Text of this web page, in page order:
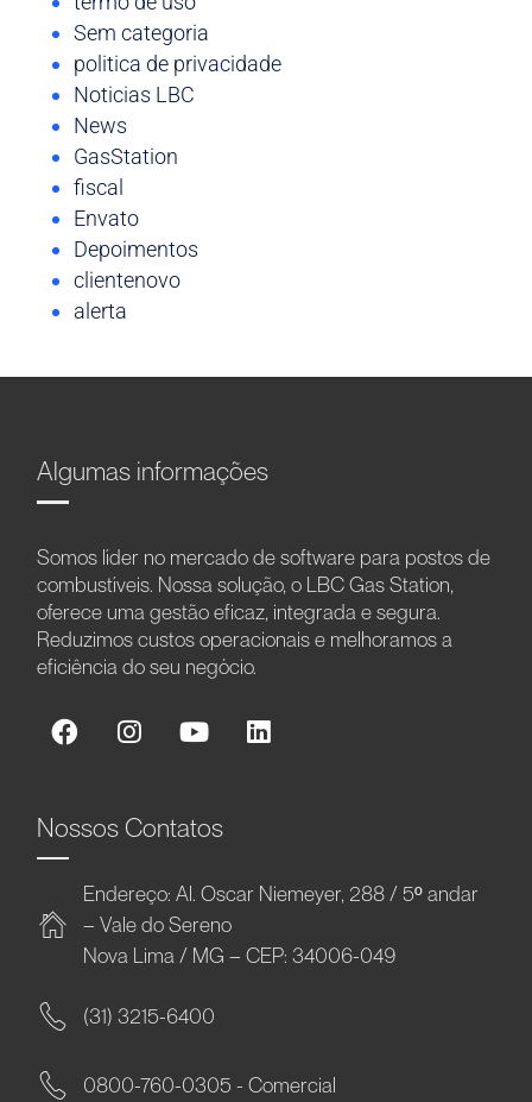
Sem categoria
politica de privacidade
Noticias LBC
News
GasStation
fiscal
Envato
Depoimentos
clientenovo
alerta
Algumas informações
Somos líder no mercado de software para postos de
combustíveis. Nossa solução, o LBC Gas Station,
oferece uma gestão eficaz, integrada e segura.
Reduzimos custos operacionais e melhoramos a
eficiência do seu negócio.
Nossos Contatos
Endereço: Al. Oscar Niemeyer, 288 / 5º andar
– Vale do Sereno
Nova Lima / MG – CEP: 34006-049
(31) 3215-6400
0800-760-0305 - Comercial